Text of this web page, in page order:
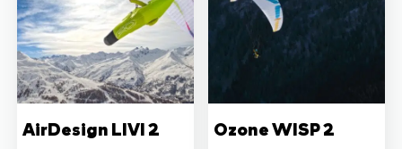
AirDesign LIVI 2 Ozone WISP 2